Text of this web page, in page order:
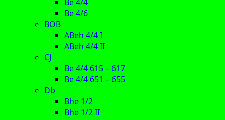
Be 4/4
Be 4/6
BOB
ABeh 4/4 I
ABeh 4/4 II
CJ
Be 4/4 615 – 617
Be 4/4 651 – 655
Db
Bhe 1/2
Bhe 1/2 II